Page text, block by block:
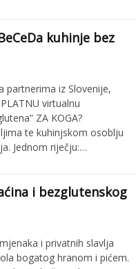
kuhinje bez
partnerima iz Slovenije,
virtualnu
ZA KOGA?
te kuhinjskom osoblju
Jednom riječju:…
i bezglutenskog
i privatnih slavlja
bogatog hranom i pićem.